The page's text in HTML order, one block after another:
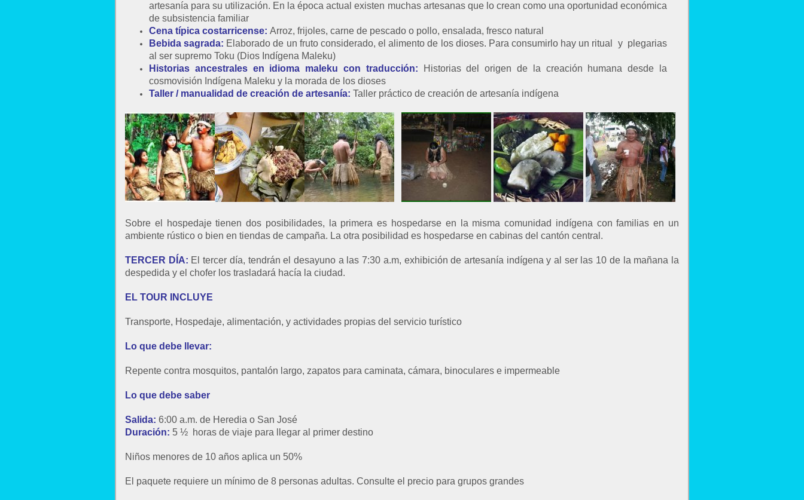
artesanía para su utilización. En la época actual existen muchas artesanas que lo crean como una oportunidad económica
de subsistencia familiar
Cena típica costarricense: Arroz, frijoles, carne de pescado o pollo, ensalada, fresco natural
Bebida sagrada: Elaborado de un fruto considerado, el alimento de los dioses. Para consumirlo hay un ritual y plegarias
al ser supremo Toku (Dios Indígena Maleku)
Historias ancestrales en idioma maleku con traducción:
Historias del origen de la creación humana desde la
cosmovisión Indígena Maleku y la morada de los dioses
Taller / manualidad de creación de artesanía: Taller práctico de creación de artesanía indígena
Sobre el hospedaje tienen dos posibilidades, la primera es hospedarse en la misma comunidad indígena con familias en un
ambiente rústico o bien en tiendas de campaña. La otra posibilidad es hospedarse en cabinas del cantón central.
TERCER DÍA: El tercer día, tendrán el desayuno a las 7:30 a.m, exhibición de artesanía indígena y al ser las 10 de la mañana la
despedida y el chofer los trasladará hacía la ciudad.
EL TOUR INCLUYE
Transporte, Hospedaje, alimentación, y actividades propias del servicio turístico
Lo que debe llevar:
Repente contra mosquitos, pantalón largo, zapatos para caminata, cámara, binoculares e impermeable
Lo que debe saber
Salida: 6:00 a.m. de Heredia o San José
Duración: 5 ½ horas de viaje para llegar al primer destino
Niños menores de 10 años aplica un 50%
El paquete requiere un mínimo de 8 personas adultas. Consulte el precio para grupos grandes